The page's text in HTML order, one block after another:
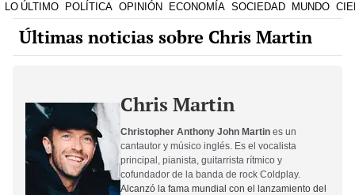
LO ÚLTIMO POLÍTICA OPINIÓN ECONOMÍA SOCIEDAD MUNDO
Últimas noticias sobre Chris Martin
Chris Martin
Christopher Anthony John Martin es un
cantautor y músico inglés. Es el vocalista
principal, pianista, guitarrista rítmico y
cofundador de la banda de rock Coldplay.
Alcanzó la fama mundial con el lanzamiento del